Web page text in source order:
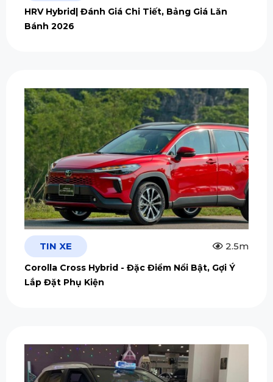
HRV Hybrid| Đánh Giá Chi Tiết, Bảng Giá Lăn
Bánh 2026
TIN XE 2.5m
Corolla Cross Hybrid - Đặc Điểm Nổi Bật, Gợi Ý
Lắp Đặt Phụ Kiện